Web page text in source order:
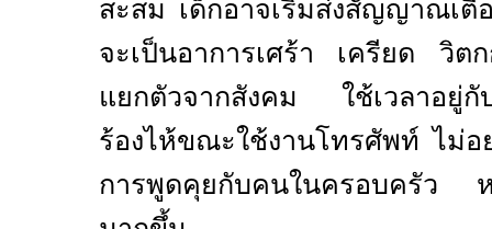
สะสม เด็กอาจเริ่มส่งสัญญาณเตื
จะเป็นอาการเศร้า เครียด วิต
แยกตัวจากสังคม ใช้เวลาอยู่กั
ร้องไห้ขณะใช้งานโทรศัพท์ ไม่อ
การพูดคุยกับคนในครอบครัว ห